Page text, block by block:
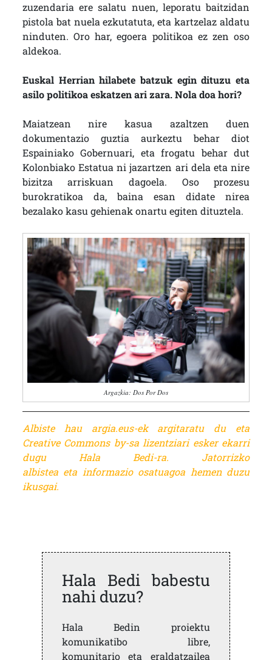
zuzendaria ere salatu nuen, leporatu baitzidan
pistola bat nuela ezkutatuta, eta kartzelaz aldatu
ninduten. Oro har, egoera politikoa ez zen oso
aldekoa.
Euskal Herrian hilabete batzuk egin dituzu eta
asilo politikoa eskatzen ari zara. Nola doa hori?
Maiatzean nire kasua azaltzen duen
dokumentazio guztia aurkeztu behar diot
Espainiako Gobernuari, eta frogatu behar dut
Kolonbiako Estatua ni jazartzen ari dela eta nire
bizitza arriskuan dagoela. Oso prozesu
burokratikoa da, baina esan didate nirea
bezalako kasu gehienak onartu egiten dituztela.
Argazkia: Dos Por Dos
Albiste hau argia.eus-ek argitaratu du eta
Creative Commons by-sa lizentziari esker ekarri
dugu Hala Bedi-ra. Jatorrizko
albistea eta informazio osatuagoa hemen duzu
ikusgai.
Hala Bedi babestu
nahi duzu?
Hala Bedin proiektu
komunikatibo libre,
komunitario eta eraldatzailea